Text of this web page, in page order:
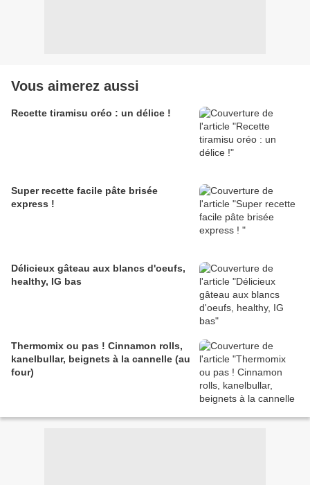
Vous aimerez aussi
Recette tiramisu oréo : un délice !
Super recette facile pâte brisée
express !
Délicieux gâteau aux blancs d'oeufs,
healthy, IG bas
Thermomix ou pas ! Cinnamon rolls,
kanelbullar, beignets à la cannelle (au
four)